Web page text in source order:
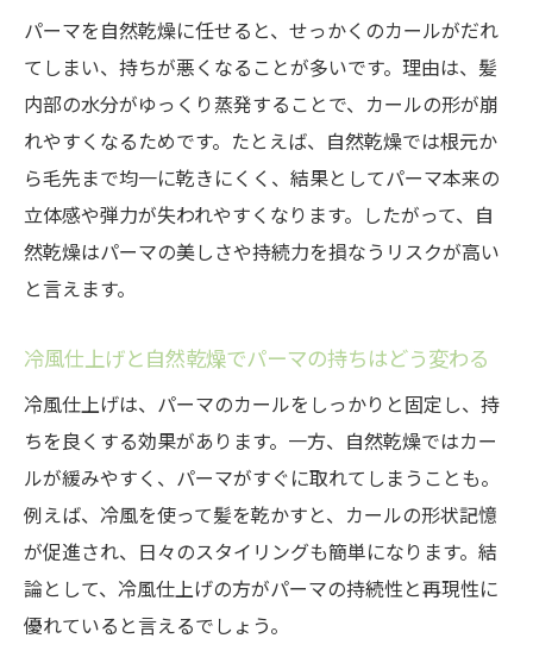
パーマを自然乾燥に任せると、せっかくのカールがだれ
てしまい、持ちが悪くなることが多いです。理由は、髪
内部の水分がゆっくり蒸発することで、カールの形が崩
れやすくなるためです。たとえば、自然乾燥では根元か
ら毛先まで均一に乾きにくく、結果としてパーマ本来の
立体感や弾力が失われやすくなります。したがって、自
然乾燥はパーマの美しさや持続力を損なうリスクが高い
と言えます。
冷風仕上げと自然乾燥でパーマの持ちはどう変わる
冷風仕上げは、パーマのカールをしっかりと固定し、持
ちを良くする効果があります。一方、自然乾燥ではカー
ルが緩みやすく、パーマがすぐに取れてしまうことも。
例えば、冷風を使って髪を乾かすと、カールの形状記憶
が促進され、日々のスタイリングも簡単になります。結
論として、冷風仕上げの方がパーマの持続性と再現性に
優れていると言えるでしょう。